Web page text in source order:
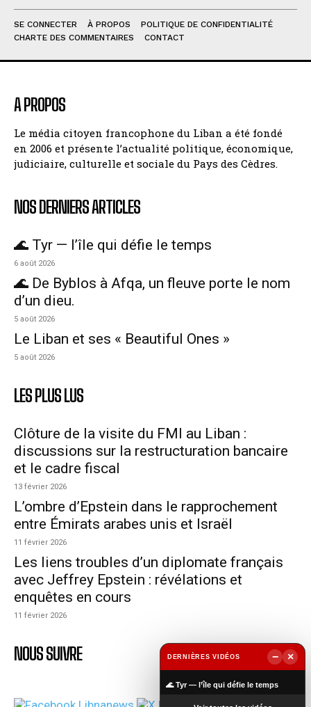
SE CONNECTER À PROPOS
POLITIQUE DE CONFIDENTIALITÉ
CHARTE DES COMMENTAIRES
CONTACT
A PROPOS
Le média citoyen francophone du Liban a été fondé
en 2006 et présente l’actualité politique, économique,
judiciaire, culturelle et sociale du Pays des Cèdres.
NOS DERNIERS ARTICLES
🌊 Tyr — l’île qui défie le temps
6 août 2026
🌊 De Byblos à Afqa, un fleuve porte le nom
d’un dieu.
5 août 2026
Le Liban et ses « Beautiful Ones »
5 août 2026
LES PLUS LUS
Clôture de la visite du FMI au Liban :
discussions sur la restructuration bancaire
et le cadre fiscal
13 février 2026
L’ombre d’Epstein dans le rapprochement
entre Émirats arabes unis et Israël
11 février 2026
Les liens troubles d’un diplomate français
avec Jeffrey Epstein : révélations et
enquêtes en cours
11 février 2026
NOUS SUIVRE DERNIÈRES VIDÉOS −
×
🌊 Tyr — l’île qui défie le temps